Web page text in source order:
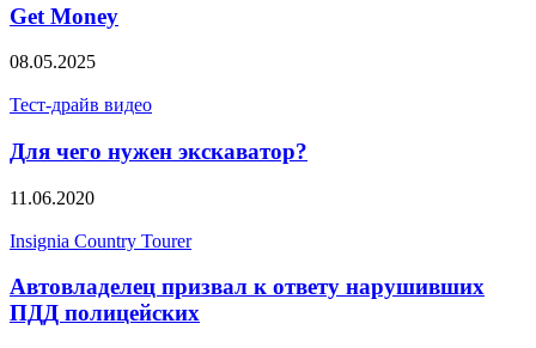
Get Money
08.05.2025
Тест-драйв видео
Для чего нужен экскаватор?
11.06.2020
Insignia Country Tourer
Автовладелец призвал к ответу нарушивших
ПДД полицейских